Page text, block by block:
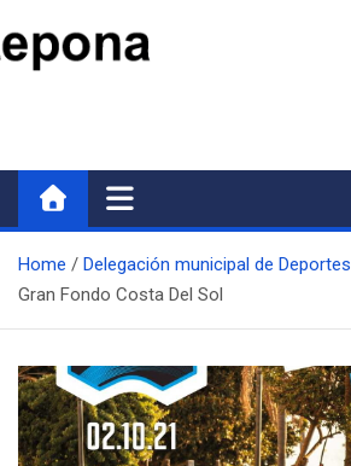
Home
Delegación municipal de Deportes
Gran Fondo Costa Del Sol